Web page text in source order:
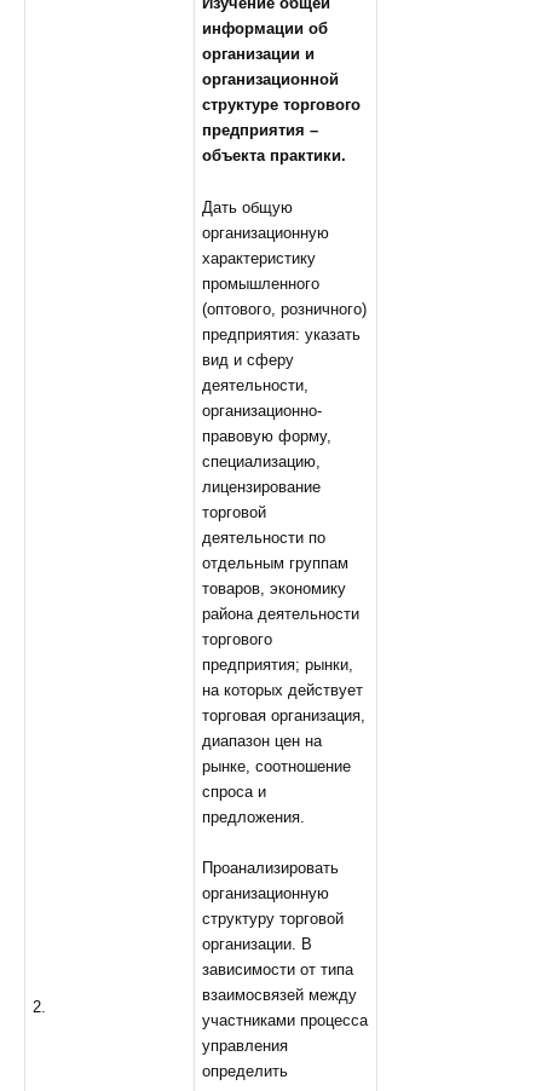
2.
Изучение общей
информации об
организации и
организационной
структуре торгового
предприятия–
объекта практики.
Дать общую
организационную
характеристику
промышленного
(оптового, розничного)
предприятия: указать
вид и сферу
деятельности,
организационно-
правовую форму,
специализацию,
лицензирование
торговой
деятельности по
отдельным группам
товаров, экономику
района деятельности
торгового
предприятия; рынки,
на которых действует
торговая организация,
диапазон цен на
рынке, соотношение
спроса и
предложения.
Проанализировать
организационную
структуру торговой
организации. В
зависимости от типа
взаимосвязей между
участниками процесса
управления
определить